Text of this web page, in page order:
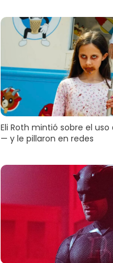
Eli Roth mintió sobre el
— y le pillaron en redes